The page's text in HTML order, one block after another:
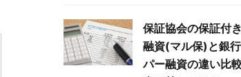
保証協会の保証付
融資(マル保)と銀
パー融資の違い比